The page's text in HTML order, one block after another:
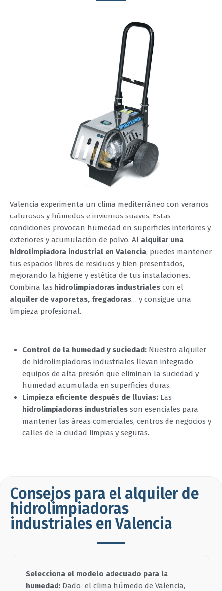
Valencia experimenta un clima mediterráneo con veranos
calurosos y húmedos e inviernos suaves. Estas
condiciones provocan humedad en superficies interiores y
exteriores y acumulación de polvo. Al alquilar una
hidrolimpiadora industrial en Valencia, puedes mantener
tus espacios libres de residuos y bien presentados,
mejorando la higiene y estética de tus instalaciones.
Combina las hidrolimpiadoras industriales con el
alquiler de vaporetas, fregadoras… y consigue una
limpieza profesional.
Control de la humedad y suciedad: Nuestro alquiler
de hidrolimpiadoras industriales llevan integrado
equipos de alta presión que eliminan la suciedad y
humedad acumulada en superficies duras.
Limpieza eficiente después de lluvias: Las
hidrolimpiadoras industriales son esenciales para
mantener las áreas comerciales, centros de negocios y
calles de la ciudad limpias y seguras.
Consejos para el alquiler de
hidrolimpiadoras
industriales en Valencia
Selecciona el modelo adecuado para la
humedad: Dado el clima húmedo de Valencia,